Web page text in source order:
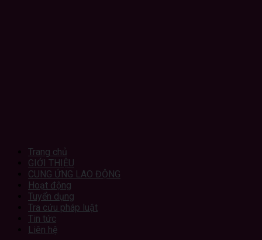
Trang chủ
GIỚI THIỆU
CUNG ỨNG LAO ĐỘNG
Hoạt động
Tuyển dụng
Tra cứu pháp luật
Tin tức
Liên hệ